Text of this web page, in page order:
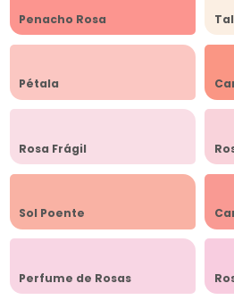
Penacho Rosa
Pétala
Rosa Frágil
Sol Poente
Perfume de Rosas